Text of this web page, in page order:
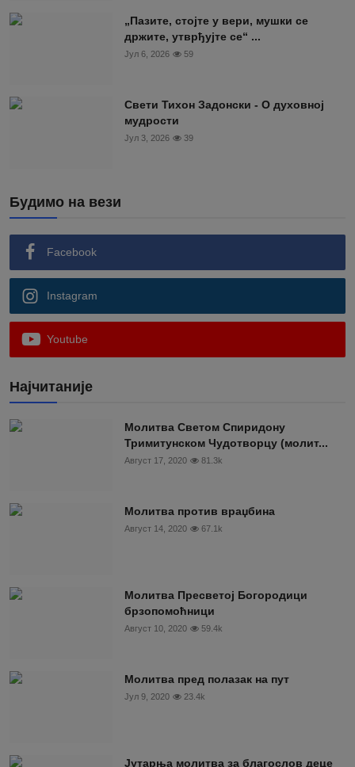
„Пазите, стојте у вери, мушки се
држите, утврђујте се“ ...
Јул 6, 2026 59
Свети Тихон Задонски - О духовној
мудрости
Јул 3, 2026 39
Будимо на вези
Facebook
Instagram
Youtube
Најчитаније
Moлитва Светом Спиридону
Тримитунском Чудотворцу (молит...
Август 17, 2020 81.3k
Молитва против враџбина
Август 14, 2020 67.1k
Молитва Пресветој Богородици
брзопомоћници
Август 10, 2020 59.4k
Молитва пред полазак на пут
Јул 9, 2020 23.4k
Јутарња молитва за благослов деце